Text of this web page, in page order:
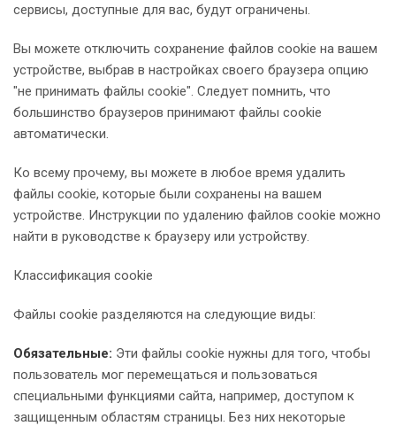
сервисы, доступные для вас, будут ограничены.
Вы можете отключить сохранение файлов cookie на вашем
устройстве, выбрав в настройках своего браузера опцию
"не принимать файлы cookie". Следует помнить, что
большинство браузеров принимают файлы cookie
автоматически.
Ко всему прочему, вы можете в любое время удалить
файлы cookie, которые были сохранены на вашем
устройстве. Инструкции по удалению файлов cookie можно
найти в руководстве к браузеру или устройству.
Классификация cookie
Файлы cookie разделяются на следующие виды:
Обязательные: Эти файлы cookie нужны для того, чтобы
пользователь мог перемещаться и пользоваться
специальными функциями сайта, например, доступом к
защищенным областям страницы. Без них некоторые